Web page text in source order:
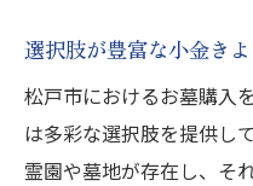
選択肢が豊富な小金き
松戸市におけるお墓購入
は多彩な選択肢を提供し
霊園や墓地が存在し、そ